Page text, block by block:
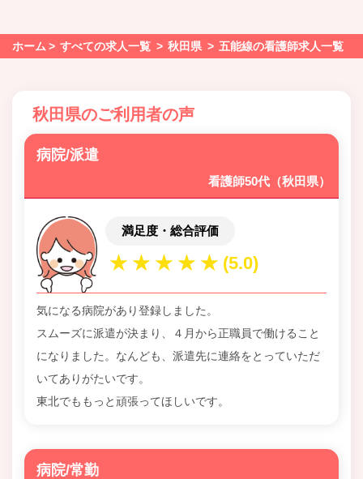
ホーム すべての求人一覧 秋田県 五能線の看護師求人一覧
秋田県のご利用者の声
病院/派遣
看護師50代（秋田県）
満足度・総合評価
気になる病院があり登録しました。
スムーズに派遣が決まり、４月から正職員で働けること
になりました。なんども、派遣先に連絡をとっていただ
いてありがたいです。
東北でももっと頑張ってほしいです。
病院/常勤